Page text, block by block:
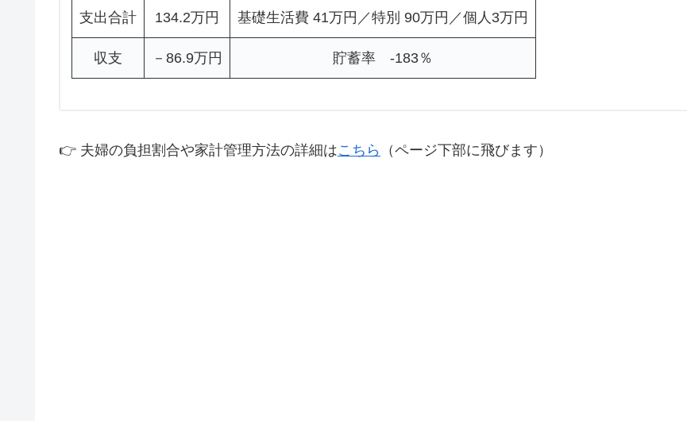
支出合計 134.2万円 基礎生活費 41万円／特別 90万円／個人3万円
収支 －86.9万円 貯蓄率 -183％
👉 夫婦の負担割合や家計管理方法の詳細はこちら （ページ下部に飛びます）